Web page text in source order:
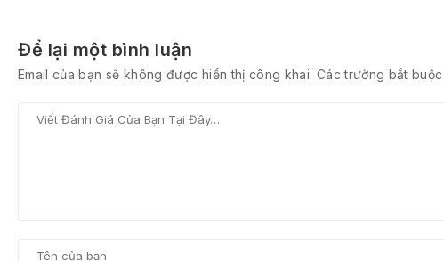
Để lại một bình luận
Email của bạn sẽ không được hiển thị công khai. Các trường bắt